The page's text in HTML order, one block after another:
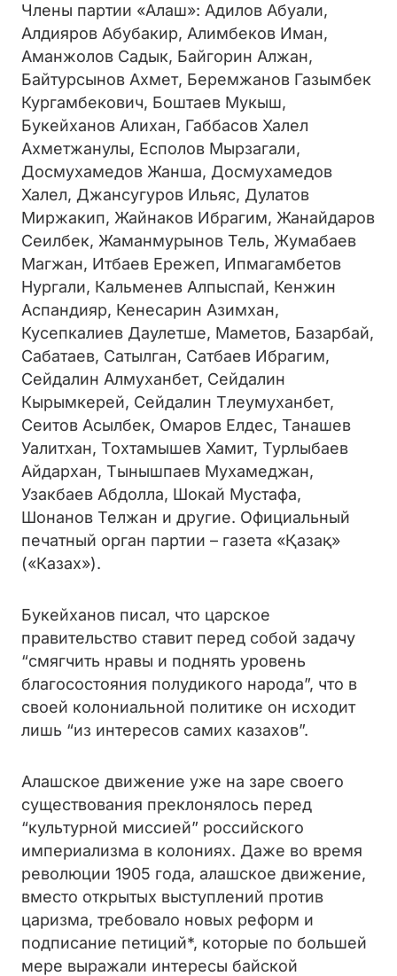
Члены партии «Алаш»: Адилов Абуали,
Алдияров Абубакир, Алимбеков Иман,
Аманжолов Садык, Байгорин Алжан,
Байтурсынов Ахмет, Беремжанов Газымбек
Кургамбекович, Боштаев Мукыш,
Букейханов Алихан, Габбасов Халел
Ахметжанулы, Есполов Мырзагали,
Досмухамедов Жанша, Досмухамедов
Халел, Джансугуров Ильяс, Дулатов
Миржакип, Жайнаков Ибрагим, Жанайдаров
Сеилбек, Жаманмурынов Тель, Жумабаев
Магжан, Итбаев Ережеп, Ипмагамбетов
Нургали, Кальменев Алпыспай, Кенжин
Аспандияр, Кенесарин Азимхан,
Кусепкалиев Даулетше, Маметов, Базарбай,
Сабатаев, Сатылган, Сатбаев Ибрагим,
Сейдалин Алмуханбет, Сейдалин
Кырымкерей, Сейдалин Тлеумуханбет,
Сеитов Асылбек, Омаров Елдес, Танашев
Уалитхан, Тохтамышев Хамит, Турлыбаев
Айдархан, Тынышпаев Мухамеджан,
Узакбаев Абдолла, Шокай Мустафа,
Шонанов Телжан и другие. Официальный
печатный орган партии – газета «Қазақ»
(«Казах»).
Букейханов писал, что царское
правительство ставит перед собой задачу
“смягчить нравы и поднять уровень
благосостояния полудикого народа”, что в
своей колониальной политике он исходит
лишь “из интересов самих казахов”.
Алашское движение уже на заре своего
существования преклонялось перед
“культурной миссией” российского
империализма в колониях. Даже во время
революции 1905 года, алашское движение,
вместо открытых выступлений против
царизма, требовало новых реформ и
подписание петиций*, которые по большей
мере выражали интересы байской